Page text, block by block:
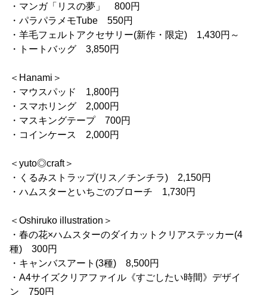
・マンガ「リスの夢」 800円
・パラパラメモTube 550円
・羊毛フェルトアクセサリー(新作・限定) 1,430円～
・トートバッグ 3,850円
＜Hanami＞
・マウスパッド 1,800円
・スマホリング 2,000円
・マスキングテープ 700円
・コインケース 2,000円
＜yuto◎craft＞
・くるみストラップ(リス／チンチラ) 2,150円
・ハムスターといちごのブローチ 1,730円
＜Oshiruko illustration＞
・春の花×ハムスターのダイカットクリアステッカー(4
種) 300円
・キャンバスアート(3種) 8,500円
・A4サイズクリアファイル《すごしたい時間》デザイ
ン 750円